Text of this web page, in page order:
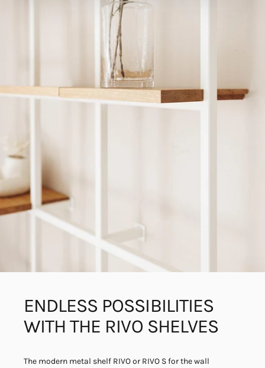
personalisieren, Funktionen für soziale Medien anbieten
zu können und die Zugriffe auf unsere Website zu
analysieren. Außerdem geben wir Informationen zu Ihrer
Verwendung unserer Website an unsere Partner für
soziale Medien, Werbung und Analysen weiter. Unsere
Partner führen diese Informationen möglicherweise mit
weiteren Daten zusammen, die Sie ihnen bereitgestellt
haben oder die sie im Rahmen Ihrer Nutzung der Dienste
ENDLESS POSSIBILITIES
WITH THE RIVO SHELVES
The modern metal shelf RIVO or RIVO S for the wall